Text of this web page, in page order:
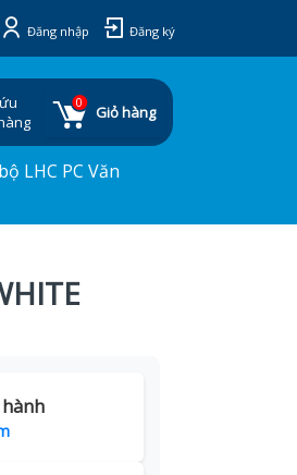
Đăng nhập Đăng ký
0
Giỏ hàng
LHC PC Văn